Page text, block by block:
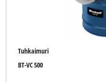
Tuhkaimuri
BT-VC 500